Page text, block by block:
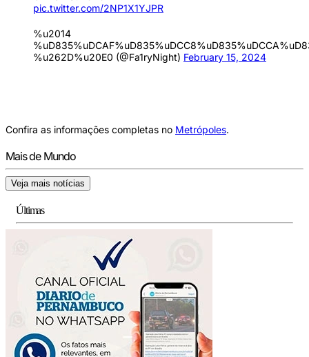
pic.twitter.com/2NP1X1YJPR
%u2014
%u262D%u20E0 (@Fa1ryNight) February 15, 2024
Confira as informações completas no Metrópoles.
Mais de Mundo
Veja mais notícias
Últimas